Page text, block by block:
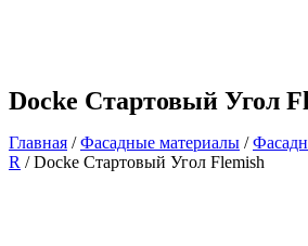
Docke Стартовый Угол
Главная /Фасадные материалы /
R / Docke Стартовый Угол Flemish